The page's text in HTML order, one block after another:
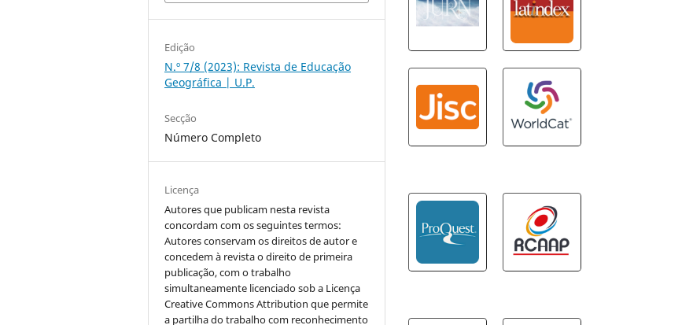
Edição
N.º 7/8 (2023): Revista de Educação
Geográfica | U.P.
Secção
Número Completo
Licença
Autores que publicam nesta revista
concordam com os seguintes termos:
Autores conservam os direitos de autor e
concedem à revista o direito de primeira
publicação, com o trabalho
simultaneamente licenciado sob a Licença
Creative Commons Attribution que permite
a partilha do trabalho com reconhecimento